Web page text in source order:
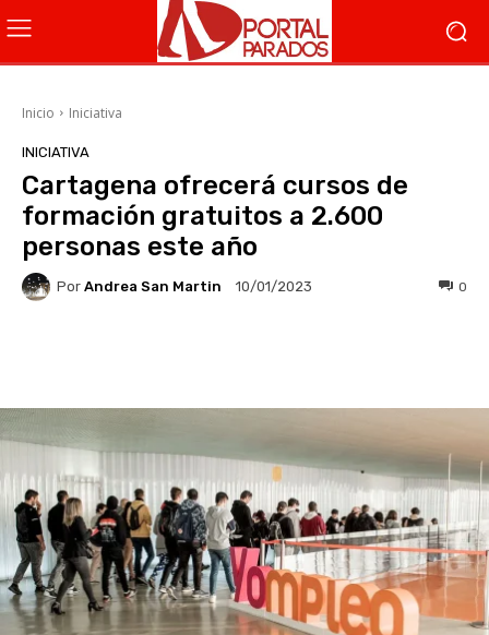
Inicio Iniciativa
INICIATIVA
Cartagena ofrecerá cursos de
formación gratuitos a 2.600
personas este año
Por Andrea San Martin 10/01/2023 0